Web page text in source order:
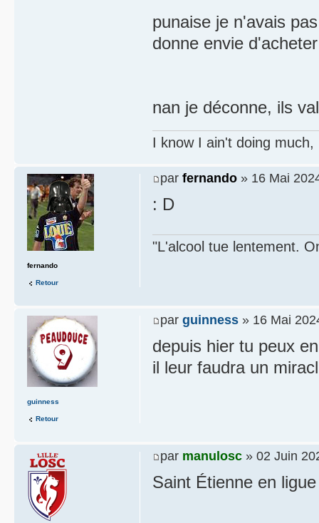
punaise je n'avais
donne envie
nan je déconne, ils
I know I ain't doing
par fernando » 16 Mai
: D
"L'alcool tue lentement.
fernando
Retour
par guinness » 16 Mai
depuis hier tu peux
il leur faudra un
guinness
Retour
par manulosc » 02 Juin
Saint Étienne en